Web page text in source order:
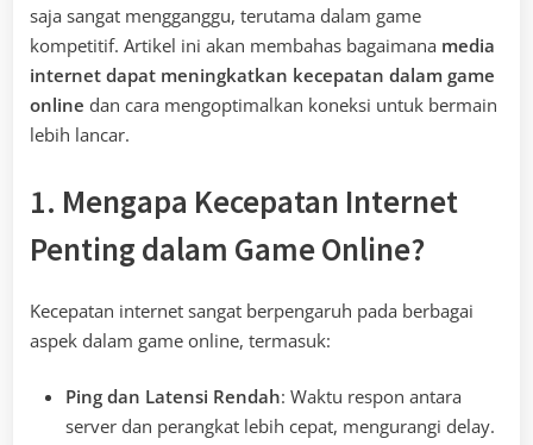
saja sangat mengganggu, terutama dalam game
kompetitif. Artikel ini akan membahas bagaimana media
internet dapat meningkatkan kecepatan dalam game
online dan cara mengoptimalkan koneksi untuk bermain
lebih lancar.
1. Mengapa Kecepatan Internet
Penting dalam Game Online?
Kecepatan internet sangat berpengaruh pada berbagai
aspek dalam game online, termasuk:
Ping dan Latensi Rendah: Waktu respon antara
server dan perangkat lebih cepat, mengurangi delay.